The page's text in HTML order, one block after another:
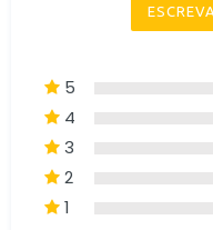
5
4
3
2
1